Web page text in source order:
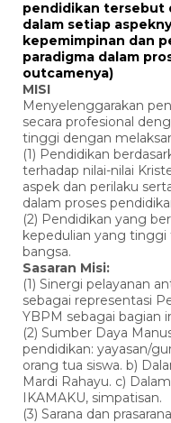
pendidikan tersebut
dalam setiap
kepemimpinan dan
paradigma dalam
outcamenya)
MISI
Menyelenggarakan
secara profesional
tinggi dengan
(1) Pendidikan
terhadap nilai-nilai
aspek dan perilaku
dalam proses
(2) Pendidikan yang
kepedulian yang tinggi
bangsa.
Sasaran Misi:
(1) Sinergi pelayanan
sebagai representasi
YBPM sebagai bagian
(2) Sumber Daya
pendidikan: yayasan/
orang tua siswa. b)
Mardi Rahayu. c)
IKAMAKU, simpatisan.
(3) Sarana dan